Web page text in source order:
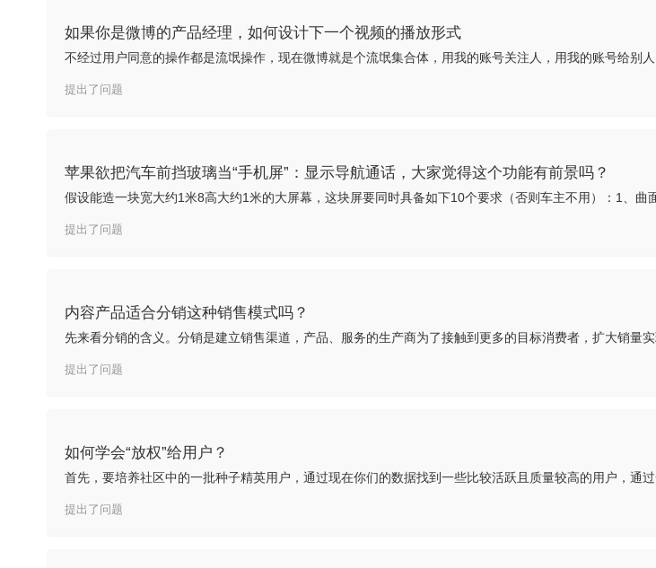
如果你是微博的产品经理，如何设计下一个视频的播放形式
提出了问题
苹果欲把汽车前挡玻璃当“手机屏”：显示导航通话，大家觉得这个功能有前景吗？
提出了问题
内容产品适合分销这种销售模式吗？
提出了问题
如何学会“放权”给用户？
提出了问题